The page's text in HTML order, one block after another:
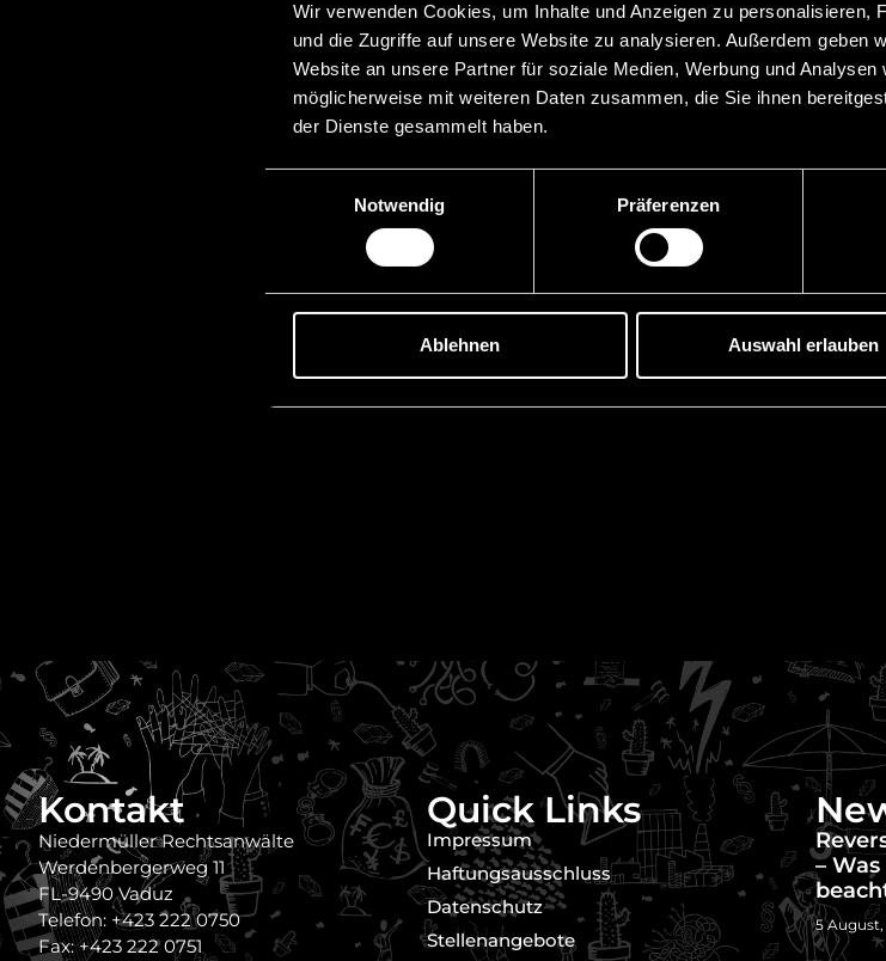
Wir verwenden Cookies, um Inhalte und Anzeigen zu personalisieren,
und die Zugriffe auf unsere Website zu analysieren. Außerdem geben
Website an unsere Partner für soziale Medien, Werbung und
möglicherweise mit weiteren Daten zusammen, die Sie ihnen
der Dienste gesammelt haben.
Notwendig
Präferenzen
Ablehnen Auswahl erlauben
Kontakt
Niedermüller Rechtsanwälte
Werdenbergerweg 11
FL-9490 Vaduz
Telefon: +423 222 0750
Fax: +423 222 0751
Quick Links
Impressum
Haftungsausschluss
Datenschutz
Stellenangebote
–
5 August,